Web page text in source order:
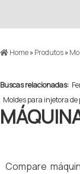
Home»Produtos»
Buscas relacionadas:
Moldes para injetora de
Compare